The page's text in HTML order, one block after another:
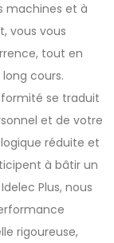
machines et à
vous vous
tout en
cours.
se traduit
et de votre
réduite et
à bâtir un
Plus, nous
rigoureuse,